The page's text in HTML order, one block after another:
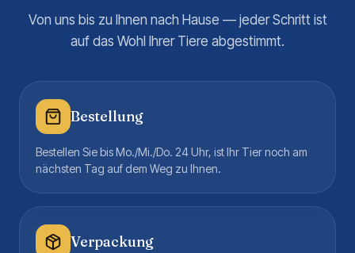
Von uns bis zu Ihnen nach Hause — jeder Schritt ist
auf das Wohl Ihrer Tiere abgestimmt.
Bestellung
Bestellen Sie bis Mo./Mi./Do. 24 Uhr, ist Ihr Tier noch am
nächsten Tag auf dem Weg zu Ihnen.
Verpackung